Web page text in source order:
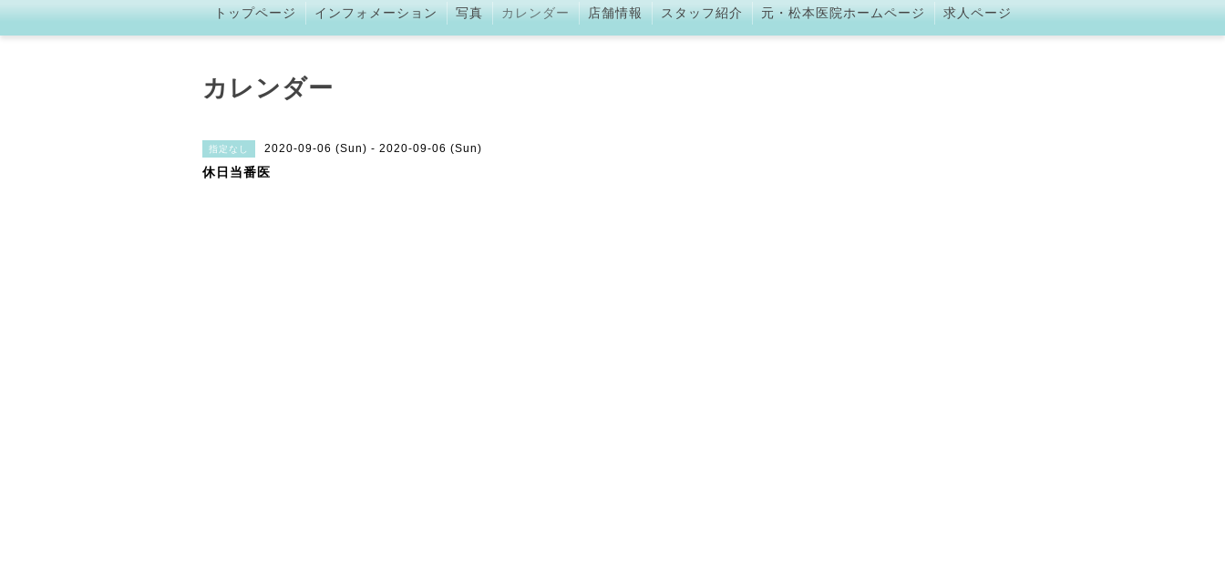
トップページ インフォメーション 写真 カレンダー 店舗情報 スタッフ紹介 元・松本医院ホームページ 求人ページ
カレンダー
指定なし 2020-09-06 (Sun) - 2020-09-06 (Sun)
休日当番医